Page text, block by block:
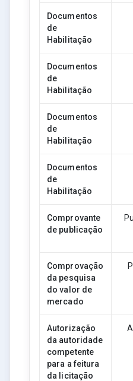
Documentos
de
Habilitação
Documentos
de
Habilitação
Documentos
de
Habilitação
Documentos
de
Habilitação
Comprovante
de publicação
Comprovação
da pesquisa
do valor de
mercado
Autorização
da autoridade
competente
para a feitura
da licitação